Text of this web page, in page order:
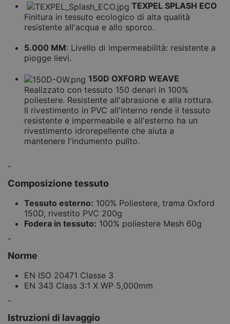
TEXPEL SPLASH ECO
Finitura in tessuto ecologico di alta qualità
resistente all'acqua e allo sporco.
5.000 MM: Livello di impermeabilità: resistente a
piogge lievi.
150D OXFORD WEAVE
Realizzato con tessuto 150 denari in 100%
poliestere. Resistente all'abrasione e alla rottura.
Il rivestimento in PVC all'interno rende il tessuto
resistente e impermeabile e all'esterno ha un
rivestimento idrorepellente che aiuta a
mantenere l'indumento pulito.
-
Composizione tessuto
Tessuto esterno: 100% Poliestere, trama Oxford
150D, rivestito PVC 200g
Fodera in tessuto: 100% poliestere Mesh 60g
-
Norme
EN ISO 20471 Classe 3
EN 343 Class 3:1 X WP 5,000mm
-
Istruzioni di lavaggio